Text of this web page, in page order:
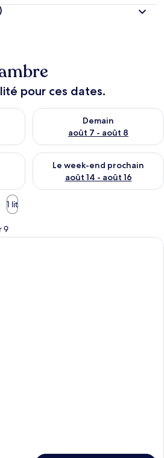
pour ces dates.
ce soir août 6 - août 7
Demain
août 7 - août 8
Vérifier la disponibilité pour
ce week-end août 7 - août 9
Le week-end prochain
août 14 - août 16
Vérifier la disponibilité pour
1 lit
9